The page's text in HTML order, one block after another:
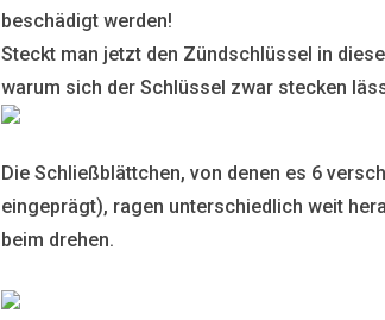
beschädigt werden!
Steckt man jetzt den Zündschlüssel in
warum sich der Schlüssel zwar stecken
Die Schließblättchen, von denen es 6
eingeprägt), ragen unterschiedlich weit
beim drehen.